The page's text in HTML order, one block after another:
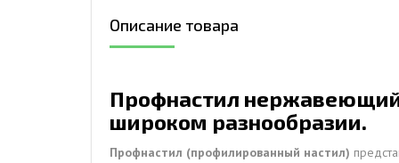
Описание товара
Профнастил нержавеющий
широком разнообразии.
Профнастил (профилированный настил)